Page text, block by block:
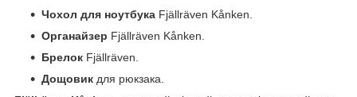
Чохол для ноутбука Fjällräven Kånken.
Органайзер Fjällräven Kånken.
Брелок Fjällräven.
Дощовик для рюкзака.